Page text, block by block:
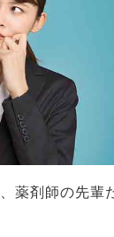
薬剤師の先輩